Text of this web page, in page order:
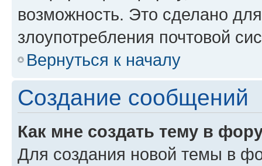
возможность. Это сделано
злоупотребления почтовой
Вернуться к началу
Создание сообщений
Как мне создать тему в
Для создания новой темы в